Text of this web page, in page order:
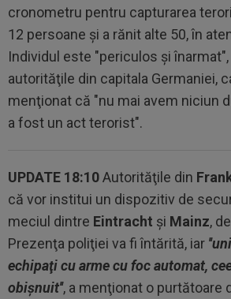
cronometru pentru capturarea
12 persoane şi a rănit alte 50, în
Individul este "periculos şi
autorităţile din capitala Germaniei,
menţionat că "nu mai avem niciun
a fost un act terorist".
UPDATE 18:10Autorităţile din
că vor institui un dispozitiv de
meciul dintre Eintracht şi Mainz,
Prezenţa poliţiei va fi întărită, iar
echipaţi cu arme cu foc automat,
obişnuit'', a menţionat o purtătoare